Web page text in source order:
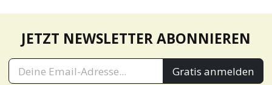
JETZT NEWSLETTER ABONNIEREN
Gratis anmelden